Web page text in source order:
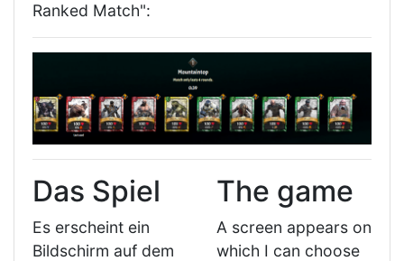
Ranked Match":
Das Spiel
Es erscheint ein
Bildschirm auf dem
The game
A screen appears on
which I can choose